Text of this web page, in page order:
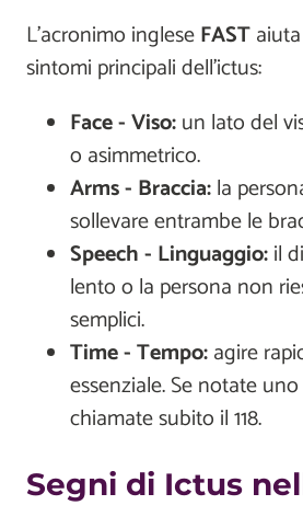
L’acronimo ingleseFAST
sintomi principali dell'ictus:
Face - Viso:un lato del
o asimmetrico.
Arms - Braccia:la
sollevare entrambe le
Speech - Linguaggio:il
lento o la persona non
semplici.
Time - Tempo:agire
essenziale. Se notate
chiamate subito il 118.
Segni di Ictus